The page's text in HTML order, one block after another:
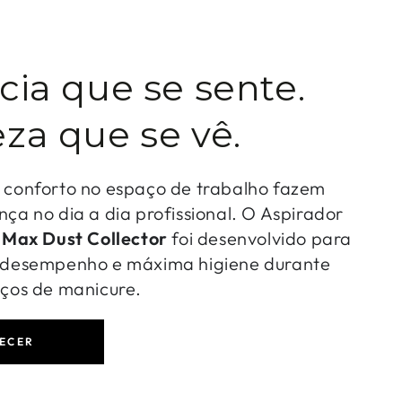
que se sente.
que se vê.
conforto no espaço de trabalho fazem
no dia a dia profissional. O Aspirador
Max Dust Collectorfoi desenvolvido para
e máxima higiene durante
de manicure.